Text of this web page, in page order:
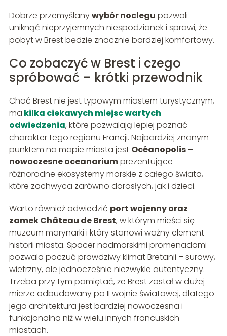
Dobrze przemyślanywybór noclegu pozwoli
uniknąć nieprzyjemnych niespodzianek i sprawi, że
pobyt w Brest będzie znacznie bardziej komfortowy.
Co zobaczyć w Brest i czego
spróbować – krótki przewodnik
Choć Brest nie jest typowym miastem turystycznym,
ma kilka ciekawych miejsc wartych
odwiedzenia, które pozwalają lepiej poznać
charakter tego regionu Francji. Najbardziej znanym
punktem na mapie miasta jest Océanopolis –
nowoczesne oceanariumprezentujące
różnorodne ekosystemy morskie z całego świata,
które zachwyca zarówno dorosłych, jak i dzieci.
Warto również odwiedzić port wojenny oraz
zamek Château de Brest, w którym mieści się
muzeum marynarki i który stanowi ważny element
historii miasta. Spacer nadmorskimi promenadami
pozwala poczuć prawdziwy klimat Bretanii – surowy,
wietrzny, ale jednocześnie niezwykle autentyczny.
Trzeba przy tym pamiętać, że Brest został w dużej
mierze odbudowany po II wojnie światowej, dlatego
jego architektura jest bardziej nowoczesna i
funkcjonalna niż w wielu innych francuskich
miastach.